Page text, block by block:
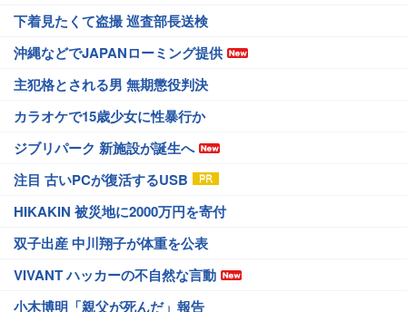
下着見たくて盗撮 巡査部長送検
沖縄などでJAPANローミング提供
主犯格とされる男 無期懲役判決
カラオケで15歳少女に性暴行か
ジブリパーク 新施設が誕生へ
注目 古いPCが復活するUSB
HIKAKIN 被災地に2000万円を寄付
双子出産 中川翔子が体重を公表
VIVANT ハッカーの不自然な言動
小木博明「親父が死んだ」報告